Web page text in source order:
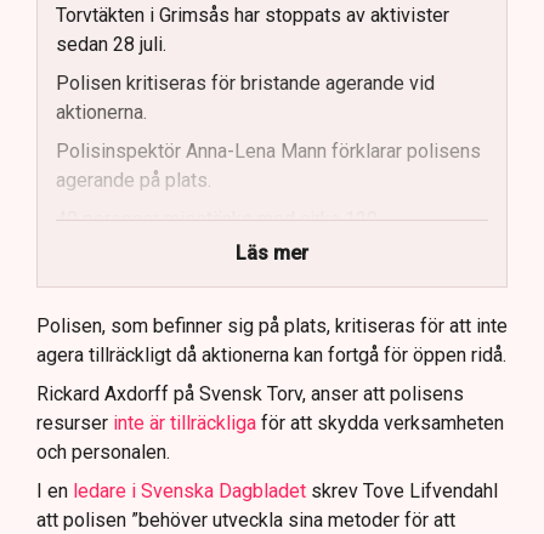
Torvtäkten i Grimsås har stoppats av aktivister
sedan 28 juli.
Polisen kritiseras för bristande agerande vid
aktionerna.
Polisinspektör Anna-Lena Mann förklarar polisens
agerande på plats.
40 personer misstänks med cirka 120
brottsmisstankar kopplade.
Polisen använder drönare och uniformerad polis
för att dokumentera bevis.
Samtidigt är polisarbetet komplext när det gäller
att navigera juridiska rättigheter och gränser.
Läs mer
Polisen, som befinner sig på plats, kritiseras för att inte
agera tillräckligt då aktionerna kan fortgå för öppen ridå.
Rickard Axdorff på Svensk Torv, anser att polisens
resurser inte är tillräckliga för att skydda verksamheten
och personalen.
I en ledare i Svenska Dagbladet skrev Tove Lifvendahl
att polisen ”behöver utveckla sina metoder för att